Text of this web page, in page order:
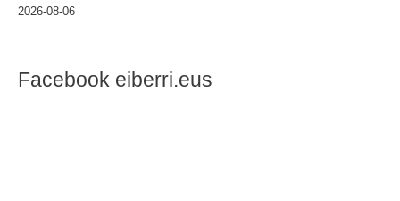
2026-08-06
Facebook eiberri.eus